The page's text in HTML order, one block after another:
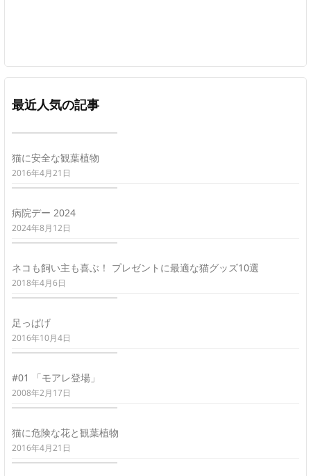
最近人気の記事
猫に安全な観葉植物
2016年4月21日
病院デー 2024
2024年8月12日
ネコも飼い主も喜ぶ！ プレゼントに最適な猫グッズ10選
2018年4月6日
足っぱげ
2016年10月4日
#01 「モアレ登場」
2008年2月17日
猫に危険な花と観葉植物
2016年4月21日